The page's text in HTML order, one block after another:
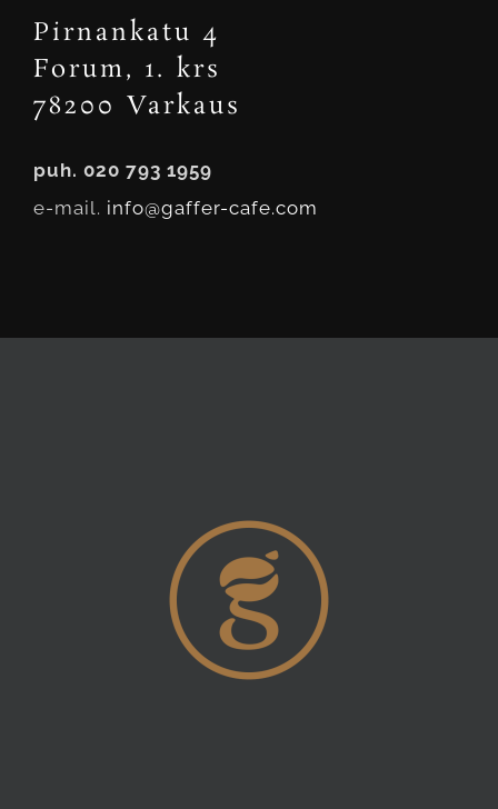
Pirnankatu 4
Forum, 1. krs
78200 Varkaus
puh. 020 793 1959
e-mail. info@gaffer-cafe.com